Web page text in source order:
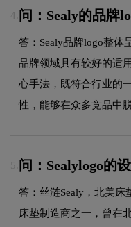
4. 问：Sealy的品牌
答：Sealy品牌logo整体
品牌领域具有较好的适
心手法，既符合行业的
性，能够在众多竞品中
5. 问：Sealylogo的
答：丝涟Sealy，北美床
床垫制造商之一，曾在